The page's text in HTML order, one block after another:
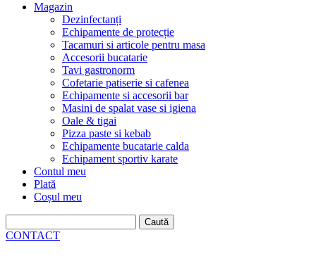
Magazin
Dezinfectanți
Echipamente de protecție
Tacamuri si articole pentru masa
Accesorii bucatarie
Tavi gastronorm
Cofetarie patiserie si cafenea
Echipamente si accesorii bar
Masini de spalat vase si igiena
Oale & tigai
Pizza paste si kebab
Echipamente bucatarie calda
Echipament sportiv karate
Contul meu
Plată
Coșul meu
după:
CONTACT